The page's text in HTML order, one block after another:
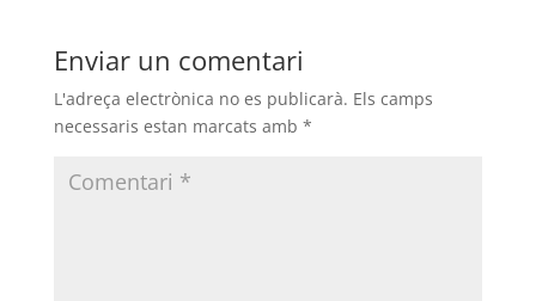
Enviar un comentari
L'adreça electrònica no es publicarà. Els camps
necessaris estan marcats amb *